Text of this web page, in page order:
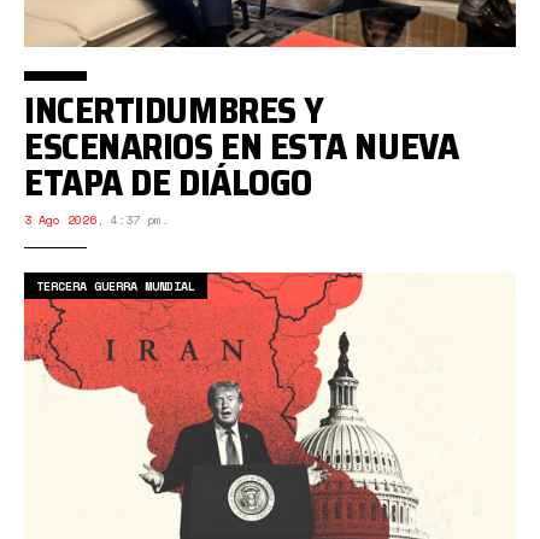
INCERTIDUMBRES Y
ESCENARIOS EN ESTA NUEVA
ETAPA DE DIÁLOGO
3 Ago 2026, 4:37 pm.
TERCERA GUERRA MUNDIAL